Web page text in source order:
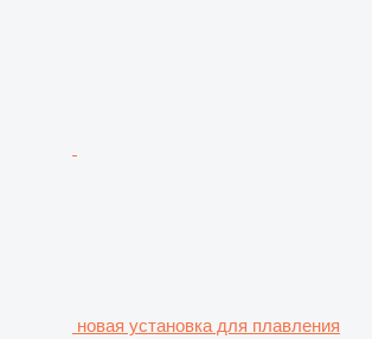
новая установка для плавления